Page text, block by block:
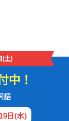
(土)
中！
語
日(水)